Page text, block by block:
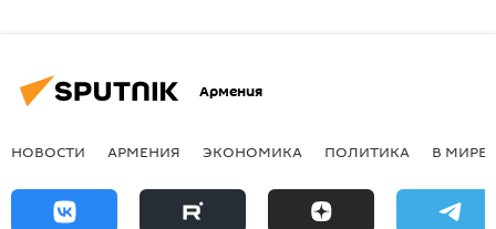
Армения
НОВОСТИ АРМЕНИЯ ЭКОНОМИКА ПОЛИТИКА В МИРЕ